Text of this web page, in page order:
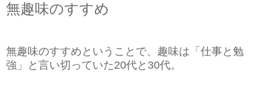
無趣味のすすめ
無趣味のすすめということで、趣味は「仕事と勉
強」と言い切っていた20代と30代。